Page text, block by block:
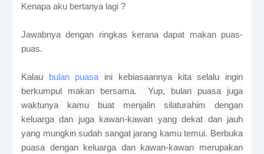
Kenapa aku bertanya lagi ?
Jawabnya dengan ringkas kerana dapat makan puas-
puas.
Kalau bulan puasa ini kebiasaannya kita selalu ingin
berkumpul makan bersama. Yup, bulan puasa juga
waktunya kamu buat menjalin silaturahim dengan
keluarga dan juga kawan-kawan yang dekat dan jauh
yang mungkin sudah sangat jarang kamu temui. Berbuka
puasa dengan keluarga dan kawan-kawan merupakan